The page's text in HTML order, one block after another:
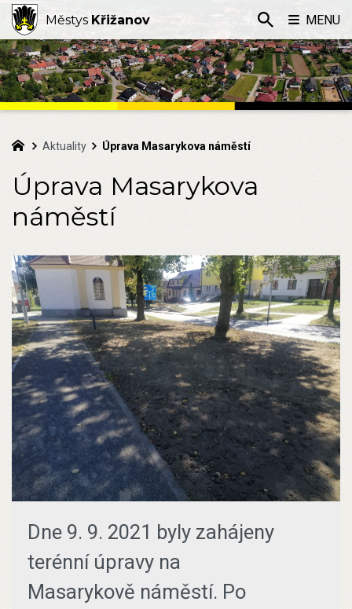
Aktuality Úprava Masarykova náměstí
Úprava Masarykova
náměstí
Dne 9. 9. 2021 byly zahájeny
terénní úpravy na
Masarykově náměstí. Po
Městys Křižanov MENU